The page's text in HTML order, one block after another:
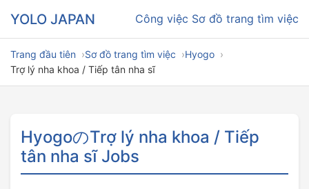
YOLO JAPAN Công việc Sơ đồ trang tìm việc
Trang đầu tiên Sơ đồ trang tìm việc
Hyogo
Trợ lý nha khoa / Tiếp tân nha sĩ
HyogoのTrợ lý nha khoa / Tiếp
tân nha sĩ Jobs